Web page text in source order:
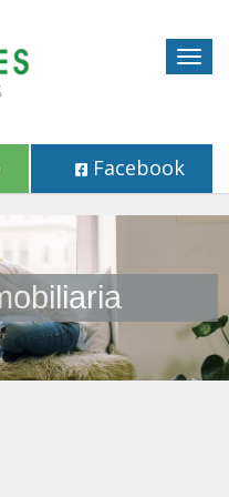
Facebook